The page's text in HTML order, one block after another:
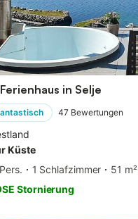
in Selje
47 Bewertungen
Küste
1 Schlafzimmer
51 m²
Stornierung